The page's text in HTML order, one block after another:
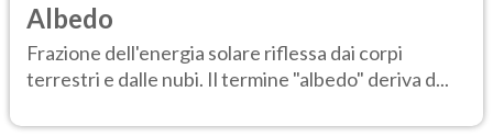
Albedo
Frazione dell'energia solare riflessa dai corpi
terrestri e dalle nubi. Il termine "albedo" deriva d...